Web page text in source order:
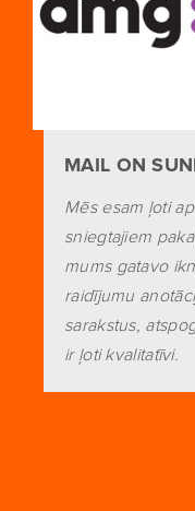
MAIL ON
Mēs esam ļoti
sniegtajiem
mums gatavo
raidījumu
sarakstus,
ir ļoti kvalitatīvi.